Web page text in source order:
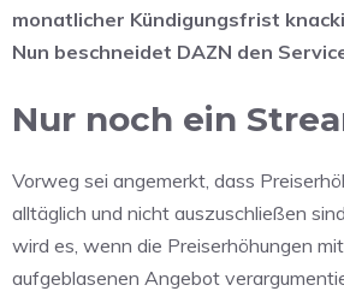
monatlicher Kündigungsfrist
Nun beschneidet DAZN den
Nur noch ein
Vorweg sei angemerkt, dass
alltäglich und nicht auszuschließen
wird es, wenn die Preiserhöhungen
aufgeblasenen Angebot